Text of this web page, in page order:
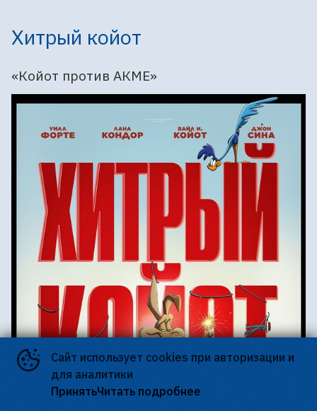
Хитрый койот
«Койот против АКМЕ»
Сайт использует cookies при авторизации и
для аналитики
ПринятьЧитать подробнее